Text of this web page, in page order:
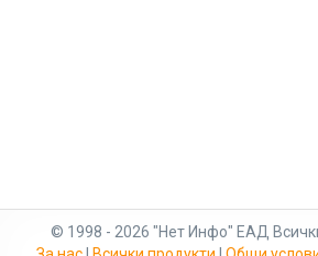
© 1998 - 2026 "Нет Инфо" ЕАД